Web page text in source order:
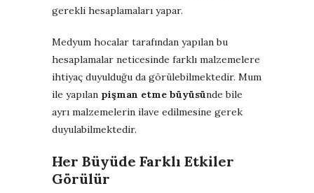
gerekli hesaplamaları yapar.
Medyum hocalar tarafından yapılan bu
hesaplamalar neticesinde farklı malzemelere
ihtiyaç duyulduğu da görülebilmektedir. Mum
ile yapılan pişman etme büyüsünde bile
ayrı malzemelerin ilave edilmesine gerek
duyulabilmektedir.
Her Büyüde Farklı Etkiler
Görülür